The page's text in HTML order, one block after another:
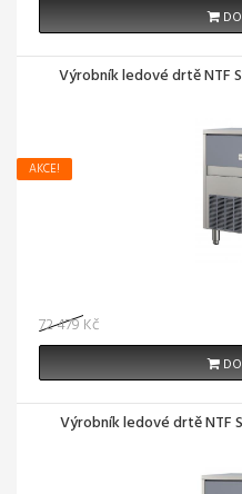
Výrobník ledové drtě NTF
AKCE!
72 479 Kč
Výrobník ledové drtě NTF